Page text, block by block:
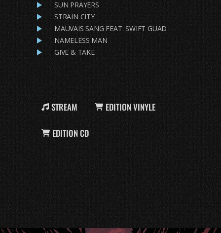
SUN PRAYERS
STRAIN CITY
MAUVAIS SANG FEAT. SWIFT GUAD
NAMELESS MAN
GIVE & TAKE
STREAM EDITION VINYLE
EDITION CD